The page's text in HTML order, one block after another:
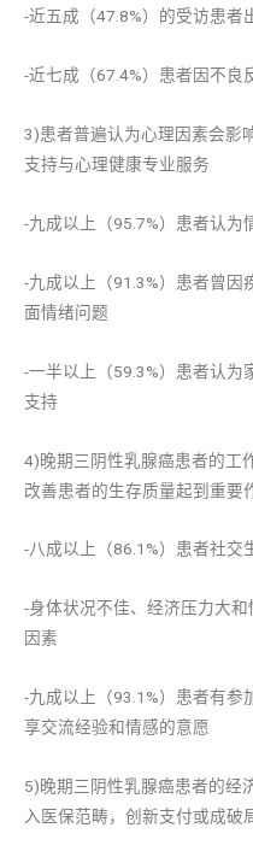
-近五成（47.8%）的受访患者
-近七成（67.4%）患者因不良
3)患者普遍认为心理因素会影
支持与心理健康专业服务
-九成以上（95.7%）患者认为
-九成以上（91.3%）患者曾因
面情绪问题
-一半以上（59.3%）患者认为
支持
4)晚期三阴性乳腺癌患者的工
改善患者的生存质量起到重要
-八成以上（86.1%）患者社交
-身体状况不佳、经济压力大
因素
-九成以上（93.1%）患者有参
享交流经验和情感的意愿
5)晚期三阴性乳腺癌患者的经
入医保范畴，创新支付或成破